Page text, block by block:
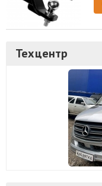
Техцентр